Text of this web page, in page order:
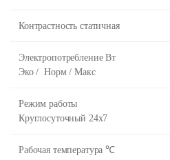
Контрастность статичная
Электропотребление Вт
Эко / Норм / Макс
Режим работы
Круглосуточный 24х7
Рабочая температура ℃